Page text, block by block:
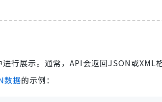
行展示。通常，API会返回JSON或XML
数据的示例：